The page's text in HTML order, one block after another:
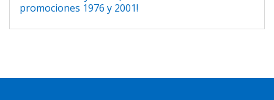
promociones 1976 y 2001!